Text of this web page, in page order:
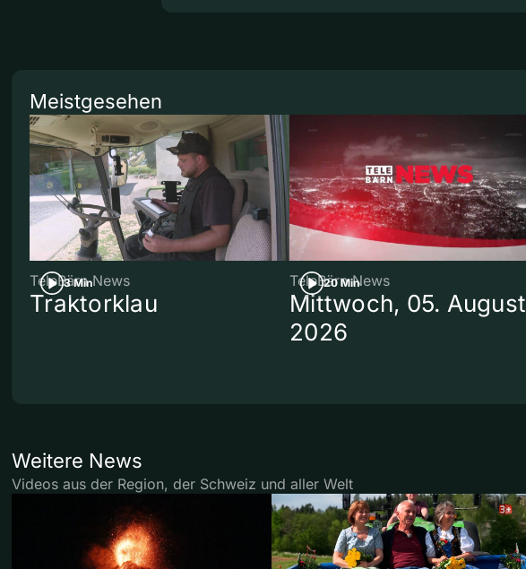
Meistgesehen
3 Min
TeleBärn News
Traktorklau
20 Min
TeleBärn News
Mittwoch, 05. August
2026
Weitere News
Videos aus der Region, der Schweiz und aller Welt